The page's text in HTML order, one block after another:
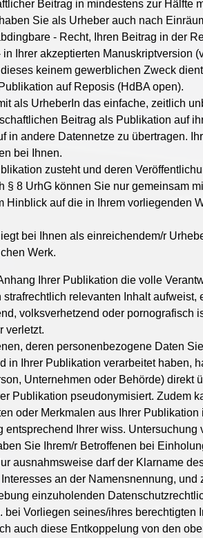
Beitrag in mindestens zur Hälfte
Sie als Urheber auch nach
- Recht, Ihren Beitrag in der
Ihrer akzeptierten Manuskriptversion
keinem gewerblichen Zweck
auf Reposis (HdBA open).
als UrheberIn das einfache, zeitlich
Beitrag als Publikation auf
andere Datennetze zu übertragen.
bei Ihnen.
zusteht und deren
8 UrhG können Sie nur gemeinsam
auf die in Ihrem vorliegenden
bei Ihnen als einreichendem/r
Werk.
Ihrer Publikation die volle
relevanten Inhalt aufweist,
volksverhetzend oder pornografisch
verletzt.
deren personenbezogene Daten
in Ihrer Publikation verarbeitet haben,
Unternehmen oder Behörde) direkt
Publikation pseudonymisiert. Zudem
oder Merkmalen aus Ihrer
Ihrer wiss. Untersuchung
Sie Ihrem/r Betroffenen bei
ausnahmsweise darf der Klarname
an der Namensnennung, und
einzuholenden
Vorliegen seines/ihres berechtigten
auch diese Entkoppelung von den